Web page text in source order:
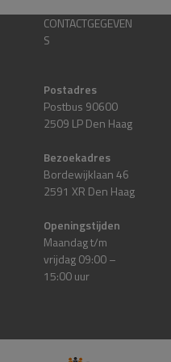
CONTACTGEGEVEN
S
Postadres
Postbus 90600
2509 LP Den Haag
Bezoekadres
Bordewijklaan 46
2591 XR Den Haag
Openingstijden
Maandag t/m
vrijdag 09:00 –
15:00 uur